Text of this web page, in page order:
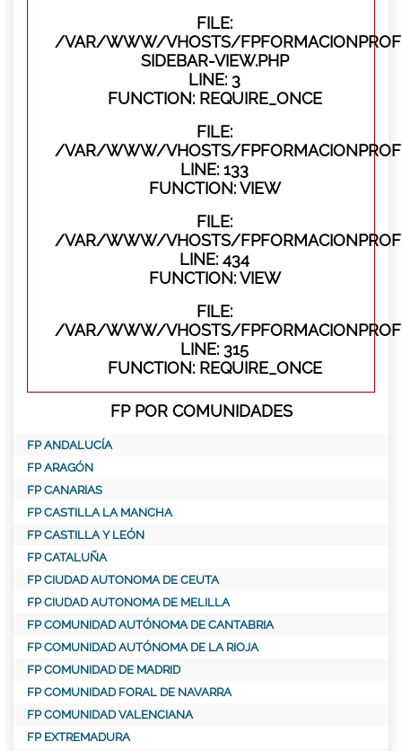
FILE:
/VAR/WWW/VHOSTS/
SIDEBAR-VIEW.PHP
LINE: 3
FUNCTION: REQUIRE_ONCE
FILE:
/VAR/WWW/VHOSTS/
LINE: 133
FUNCTION: VIEW
FILE:
/VAR/WWW/VHOSTS/
LINE: 434
FUNCTION: VIEW
FILE:
/VAR/WWW/VHOSTS/
LINE: 315
FUNCTION: REQUIRE_ONCE
FP POR COMUNIDADES
FP ANDALUCÍA
FP ARAGÓN
FP CANARIAS
FP CASTILLA LA MANCHA
FP CASTILLA Y LEÓN
FP CATALUÑA
FP CIUDAD AUTONOMA DE CEUTA
FP CIUDAD AUTONOMA DE MELILLA
FP COMUNIDAD AUTÓNOMA DE CANTABRIA
FP COMUNIDAD AUTÓNOMA DE LA RIOJA
FP COMUNIDAD DE MADRID
FP COMUNIDAD FORAL DE NAVARRA
FP COMUNIDAD VALENCIANA
FP EXTREMADURA